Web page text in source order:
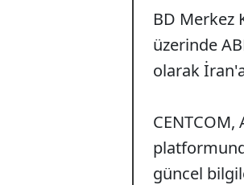
BD Merkez
üzerinde
olarak
güncel